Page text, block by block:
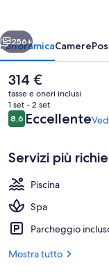
Avanti
256+
PanoramicaCamere
Il
prezzo
attuale
è
314 €
314 €
tasse e oneri inclusi
1 set - 2 set
Recensioni
8,68,6 su 10
Eccellente
Servizi più
Piscina
Spa
Parcheggio
Mostra tutto